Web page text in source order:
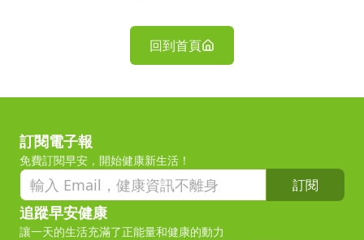
回到首頁
訂閱電子報
免費訂閱早安，開始健康新生活！
訂閱
追蹤早安健康
讓一天的生活充滿了正能量和健康的動力